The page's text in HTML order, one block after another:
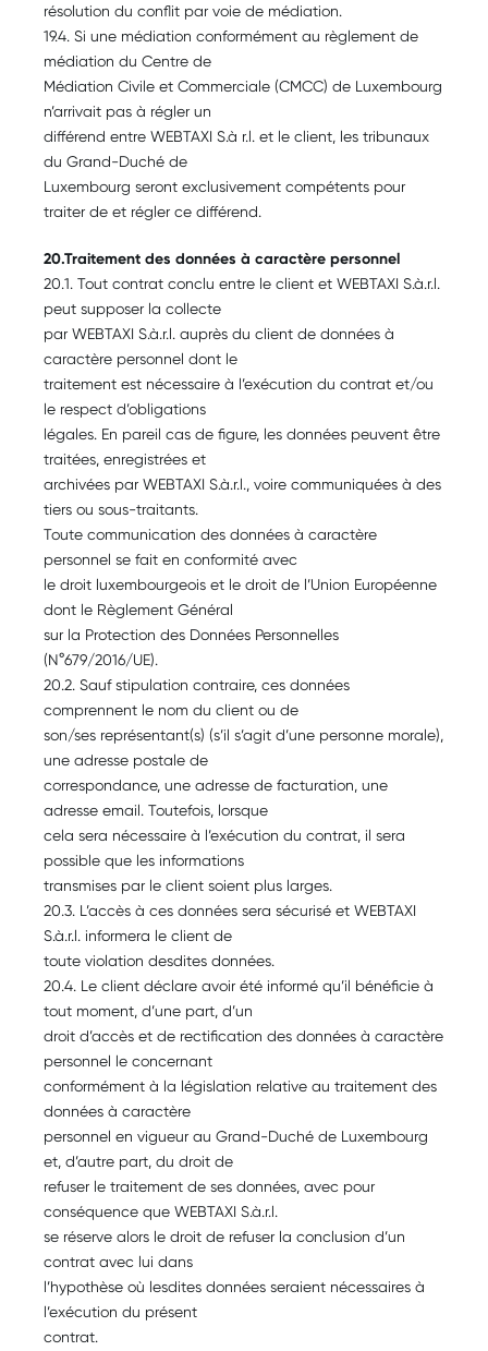
résolution du conflit par voie de médiation.
19.4. Si une médiation conformément au règlement de
médiation du Centre de
Médiation Civile et Commerciale (CMCC) de Luxembourg
n’arrivait pas à régler un
différend entre WEBTAXI S.à r.l. et le client, les tribunaux
du Grand-Duché de
Luxembourg seront exclusivement compétents pour
traiter de et régler ce différend.
20.Traitement des données à caractère personnel
20.1. Tout contrat conclu entre le client et WEBTAXI S.à.r.l.
peut supposer la collecte
par WEBTAXI S.à.r.l. auprès du client de données à
caractère personnel dont le
traitement est nécessaire à l’exécution du contrat et/ou
le respect d’obligations
légales. En pareil cas de figure, les données peuvent être
traitées, enregistrées et
archivées par WEBTAXI S.à.r.l., voire communiquées à des
tiers ou sous-traitants.
Toute communication des données à caractère
personnel se fait en conformité avec
le droit luxembourgeois et le droit de l’Union Européenne
dont le Règlement Général
sur la Protection des Données Personnelles
(N°679/2016/UE).
20.2. Sauf stipulation contraire, ces données
comprennent le nom du client ou de
son/ses représentant(s) (s’il s’agit d’une personne morale),
une adresse postale de
correspondance, une adresse de facturation, une
adresse email. Toutefois, lorsque
cela sera nécessaire à l’exécution du contrat, il sera
possible que les informations
transmises par le client soient plus larges.
20.3. L’accès à ces données sera sécurisé et WEBTAXI
S.à.r.l. informera le client de
toute violation desdites données.
20.4. Le client déclare avoir été informé qu’il bénéficie à
tout moment, d’une part, d’un
droit d’accès et de rectification des données à caractère
personnel le concernant
conformément à la législation relative au traitement des
données à caractère
personnel en vigueur au Grand-Duché de Luxembourg
et, d’autre part, du droit de
refuser le traitement de ses données, avec pour
conséquence que WEBTAXI S.à.r.l.
se réserve alors le droit de refuser la conclusion d’un
contrat avec lui dans
l’hypothèse où lesdites données seraient nécessaires à
l’exécution du présent
contrat.